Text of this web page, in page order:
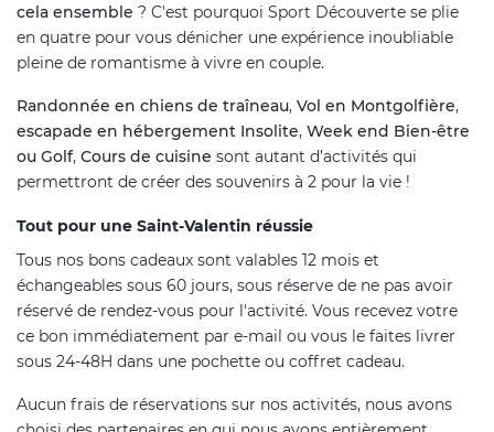
cela ensemble ? C'est pourquoi Sport Découverte se plie
en quatre pour vous dénicher une expérience inoubliable
pleine de romantisme à vivre en couple.
Randonnée en chiens de traîneau, Vol en Montgolfière,
escapade en hébergement Insolite, Week end Bien-être
ou Golf, Cours de cuisine sont autant d’activités qui
permettront de créer des souvenirs à 2 pour la vie !
Tout pour une Saint-Valentin réussie
Tous nos bons cadeaux sont valables 12 mois et
échangeables sous 60 jours, sous réserve de ne pas avoir
réservé de rendez-vous pour l'activité. Vous recevez votre
ce bon immédiatement par e-mail ou vous le faites livrer
sous 24-48H dans une pochette ou coffret cadeau.
Aucun frais de réservations sur nos activités, nous avons